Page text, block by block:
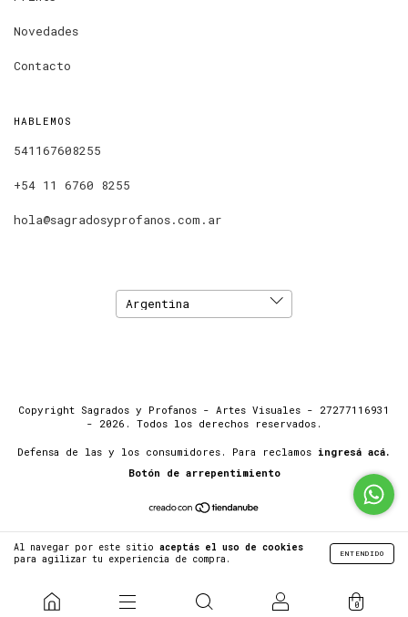
Al navegar por este sitio aceptás el uso de cookies
para agilizar tu experiencia de compra.
ENTENDIDO
0
Novedades
Contacto
HABLEMOS
541167608255
+54 11 6760 8255
hola@sagradosyprofanos.com.ar
Copyright Sagrados y Profanos - Artes Visuales - 27277116931
- 2026. Todos los derechos reservados.
Defensa de las y los consumidores. Para reclamos ingresá acá.
Botón de arrepentimiento